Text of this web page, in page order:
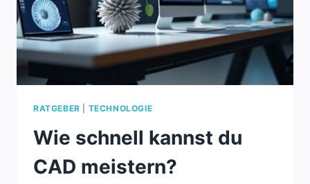
RATGEBER TECHNOLOGIE
Wie schnell kannst du
CAD meistern?